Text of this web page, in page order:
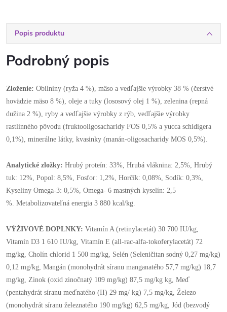
Popis produktu
Podrobný popis
Zloženie: Obilniny (ryža 4 %), mäso a vedľajšie výrobky 38 % (čerstvé
hovädzie mäso 8 %), oleje a tuky (lososový olej 1 %), zelenina (repná
dužina 2 %), ryby a vedľajšie výrobky z rýb, vedľajšie výrobky
rastlinného pôvodu (fruktooligosacharidy FOS 0,5% a yucca schidigera
0,1%), minerálne látky, kvasinky (manán-oligosacharidy MOS 0,5%).
Analytické zložky: Hrubý proteín: 33%, Hrubá vláknina: 2,5%, Hrubý
tuk: 12%, Popol: 8,5%, Fosfor: 1,2%, Horčík: 0,08%, Sodík: 0,3%,
Kyseliny Omega-3: 0,5%, Omega- 6 mastných kyselín: 2,5
%. Metabolizovateľná energia 3 880 kcal/kg.
VÝŽIVOVÉ DOPLNKY: Vitamín A (retinylacetát) 30 700 IU/kg,
Vitamín D3 1 610 IU/kg, Vitamín E (all-rac-alfa-tokoferylacetát) 72
mg/kg, Cholín chlorid 1 500 mg/kg, Selén (Seleničitan sodný 0,27 mg/kg)
0,12 mg/kg, Mangán (monohydrát síranu manganatého 57,7 mg/kg) 18,7
mg/kg, Zinok (oxid zinočnatý 109 mg/kg) 87,5 mg/kg kg, Meď
(pentahydrát síranu meďnatého (II) 29 mg/ kg) 7,5 mg/kg, Železo
(monohydrát síranu železnatého 190 mg/kg) 62,5 mg/kg, Jód (bezvodý